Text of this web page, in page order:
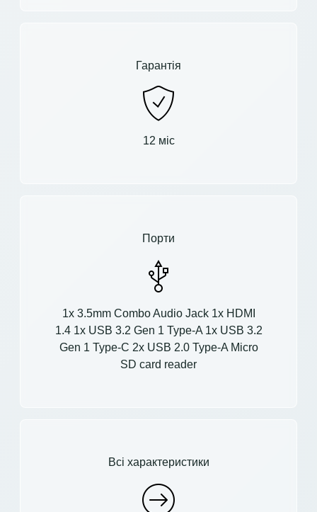
Гарантія
12 міс
Порти
1x 3.5mm Combo Audio Jack 1x HDMI
1.4 1x USB 3.2 Gen 1 Type-A 1x USB 3.2
Gen 1 Type-C 2x USB 2.0 Type-A Micro
SD card reader
Всі характеристики